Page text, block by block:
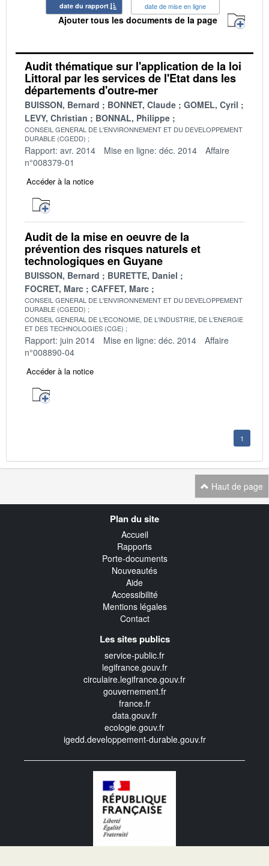
date du rapport date de mise en ligne
Ajouter tous les documents de la page
Audit thématique sur l'application de la loi
Littoral par les services de l'Etat dans les
départements d'outre-mer
BUISSON, Bernard BONNET, Claude
GOMEL, Cyril
LEVY, Christian
BONNAL, Philippe
CONSEIL GENERAL DE L'ENVIRONNEMENT ET DU DEVELOPPEMENT
DURABLE (CGEDD)
Rapport: avr. 2014 Mise en ligne: déc. 2014
Affaire
n°008379-01
Accéder à la notice
Audit de la mise en oeuvre de la
prévention des risques naturels et
technologiques en Guyane
BUISSON, Bernard
BURETTE, Daniel
FOCRET, Marc
CAFFET, Marc
CONSEIL GENERAL DE L'ENVIRONNEMENT ET DU DEVELOPPEMENT
DURABLE (CGEDD)
CONSEIL GENERAL DE L'ECONOMIE, DE L'INDUSTRIE, DE L'ENERGIE
ET DES TECHNOLOGIES (CGE)
Rapport: juin 2014 Mise en ligne: déc. 2014
Affaire
n°008890-04
Accéder à la notice
1
Haut de page
Plan du site
Accueil
Rapports
Porte-documents
Nouveautés
Aide
Accessibilité
Mentions légales
Contact
Les sites publics
service-public.fr
legifrance.gouv.fr
circulaire.legifrance.gouv.fr
gouvernement.fr
france.fr
data.gouv.fr
ecologie.gouv.fr
igedd.developpement-durable.gouv.fr